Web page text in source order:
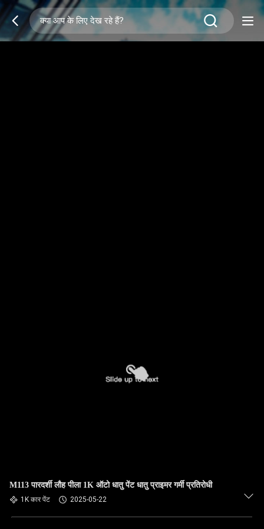
M113 पारदर्शी लौह पीला 1K ऑटो धातु पेंट धातु प्राइमर गर्मी प्रतिरोधी
1K कार पेंट 2025-05-22